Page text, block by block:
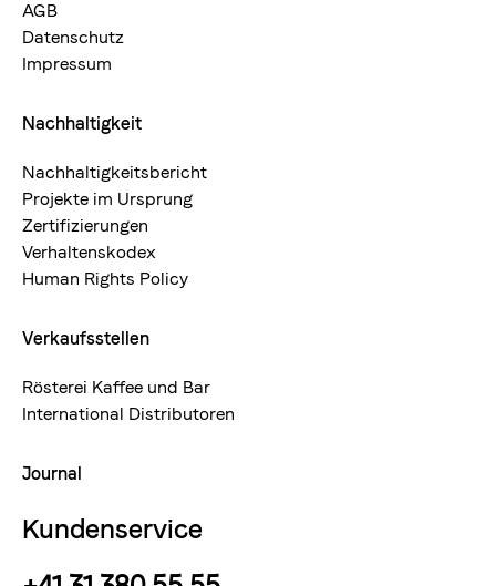
AGB
Datenschutz
Impressum
Nachhaltigkeit
Nachhaltigkeitsbericht
Projekte im Ursprung
Zertifizierungen
Verhaltenskodex
Human Rights Policy
Verkaufsstellen
Rösterei Kaffee und Bar
International Distributoren
Journal
Kundenservice